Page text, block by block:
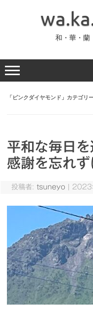
ッ
プ
和・華・
「ピンクダイヤモンド 」カテゴリ
平和な毎日
感謝を忘れ
投稿者: tsuneyo 2023